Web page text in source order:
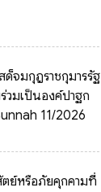
จมกุฎราชกุมารรัฐ
วมเป็นองค์ปาฐก
11/2026
ย์หรือภัยคุกคามที่